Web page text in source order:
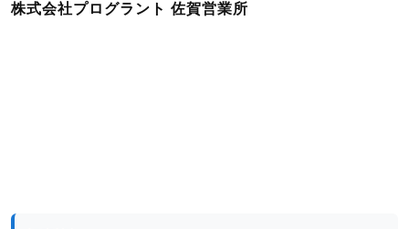
株式会社プログラント 佐賀営業所